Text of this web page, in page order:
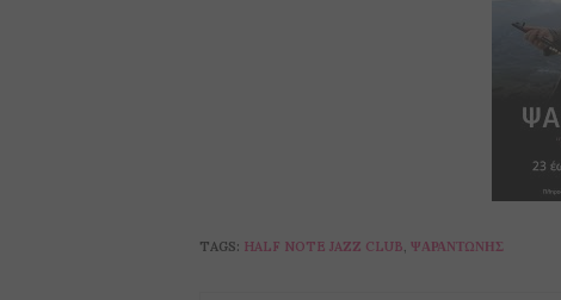
TAGS: HALF NOTE JAZZ CLUB ΨΑΡΑΝΤΏΝΗΣ